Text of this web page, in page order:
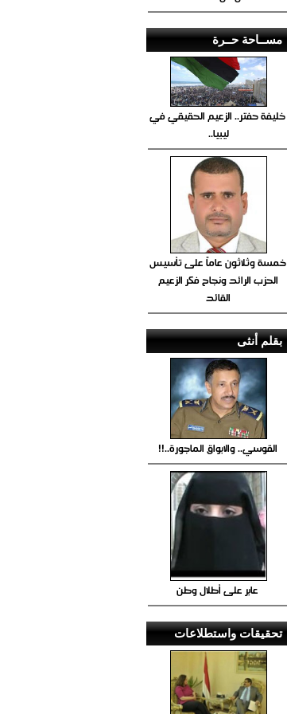
مســاحة حــرة
خليفة حفتر.. الزعيم الحقيقي في
ليبيا..
خمسة وثلاثون عاماً على تأسيس
الحزب الرائد ونجاح فكر الزعيم
القائد
بقلم أنثى
القوسي.. والابواق الماجورة..!!
عابر على أطلال وطن
تحقيقات واستطلاعات